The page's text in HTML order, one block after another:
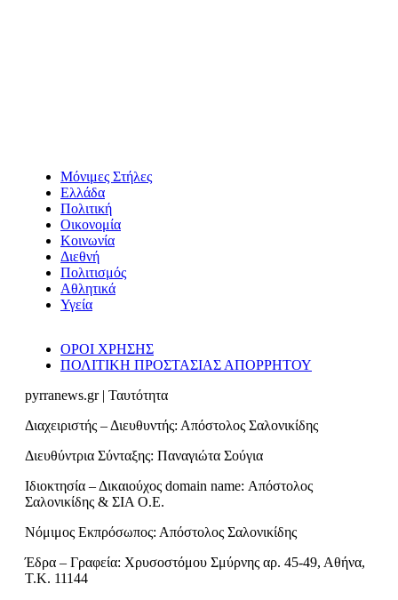
Μόνιμες Στήλες
Ελλάδα
Πολιτική
Οικονομία
Κοινωνία
Διεθνή
Πολιτισμός
Αθλητικά
Υγεία
ΟΡΟΙ ΧΡΗΣΗΣ
ΠΟΛΙΤΙΚΗ ΠΡΟΣΤΑΣΙΑΣ ΑΠΟΡΡΗΤΟΥ
pyrranews.gr | Ταυτότητα
Διαχειριστής – Διευθυντής: Απόστολος Σαλονικίδης
Διευθύντρια Σύνταξης: Παναγιώτα Σούγια
Ιδιοκτησία – Δικαιούχος domain name: Απόστολος
Σαλονικίδης & ΣΙΑ Ο.Ε.
Νόμιμος Εκπρόσωπος: Απόστολος Σαλονικίδης
Έδρα – Γραφεία: Χρυσοστόμου Σμύρνης αρ. 45-49, Αθήνα,
Τ.Κ. 11144